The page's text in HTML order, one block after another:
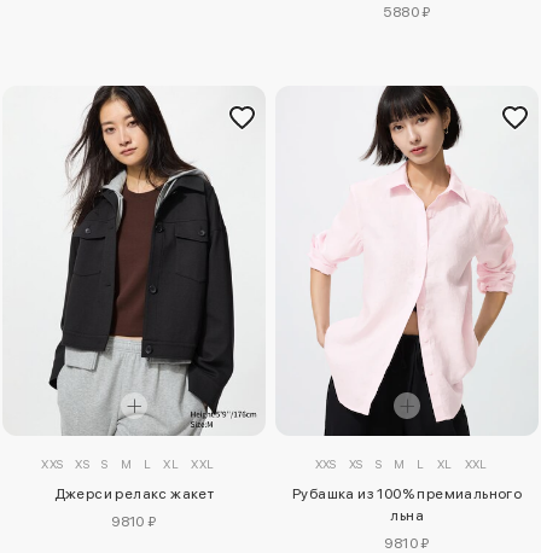
5880 ₽
XXS XS S M L XL XXL
Джерси релакс жакет
9810 ₽
XXS XS S M L XL XXL
Рубашка из 100% премиального
льна
9810 ₽